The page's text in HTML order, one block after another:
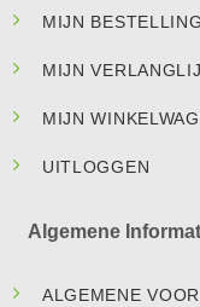
MIJN
MIJN
MIJN
UITLOGGEN
Algemene
ALGEMENE